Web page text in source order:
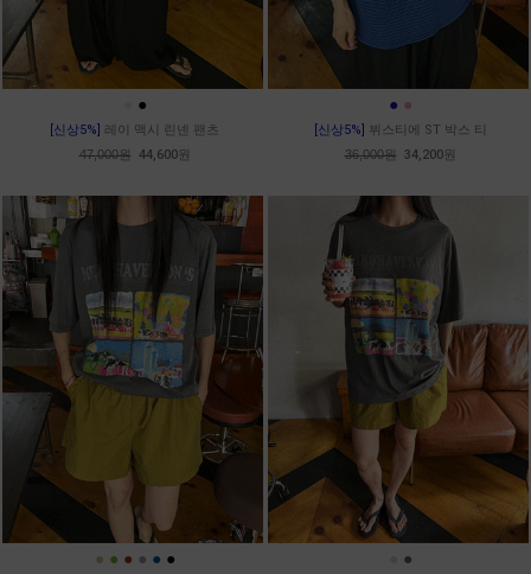
●
[신상5%] 레이 맥시 린넨 팬츠
47,000원 44,600원
● ●
[신상5%] 뷔스티에 ST 박스 티
36,000원 34,200원
● ● ● ● ● ● ●